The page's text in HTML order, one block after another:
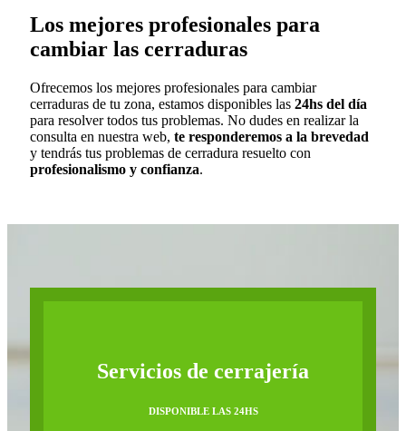
Los mejores profesionales para
cambiar las cerraduras
Ofrecemos los mejores profesionales para cambiar
cerraduras de tu zona, estamos disponibles las 24hs del día
para resolver todos tus problemas. No dudes en realizar la
consulta en nuestra web, te responderemos a la brevedad
y tendrás tus problemas de cerradura resuelto con
profesionalismo y confianza.
Servicios de cerrajería
DISPONIBLE LAS 24HS